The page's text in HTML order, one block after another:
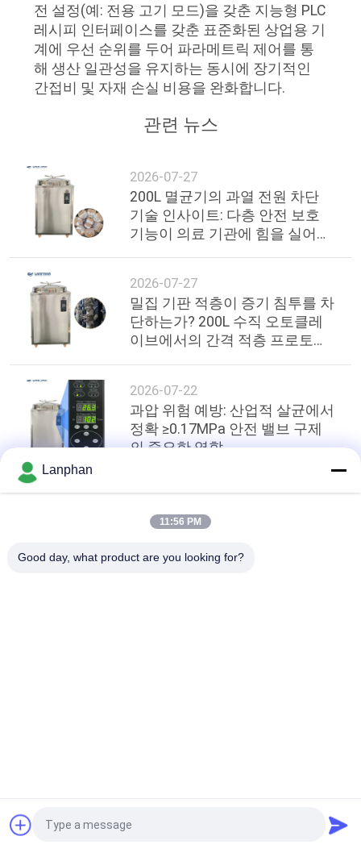
전 설정(예: 전용 고기 모드)을 갖춘 지능형 PLC
레시피 인터페이스를 갖춘 표준화된 상업용 기
계에 우선 순위를 두어 파라메트릭 제어를 통
해 생산 일관성을 유지하는 동시에 장기적인
간접비 및 자재 손실 비용을 완화합니다.
관련 뉴스
2026-07-27
200L 멸균기의 과열 전원 차단
기술 인사이트: 다층 안전 보호
기능이 의료 기관에 힘을 실어주
2026-07-27
밀집 기판 적층이 증기 침투를 차
단하는가? 200L 수직 오토클레
이브에서의 간격 적층 프로토콜
2026-07-22
과압 위험 예방: 산업적 살균에서
정확 ≥0.17MPa 안전 밸브 구제
의 중요한 역할
상단
Lanphan
11:56 PM
Good day, what product are you looking for?